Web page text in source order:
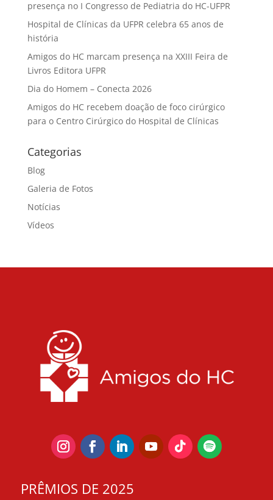
presença no I Congresso de Pediatria do HC-UFPR
Hospital de Clínicas da UFPR celebra 65 anos de
história
Amigos do HC marcam presença na XXIII Feira de
Livros Editora UFPR
Dia do Homem – Conecta 2026
Amigos do HC recebem doação de foco cirúrgico
para o Centro Cirúrgico do Hospital de Clínicas
Categorias
Blog
Galeria de Fotos
Notícias
Vídeos
PRÊMIOS DE 2025